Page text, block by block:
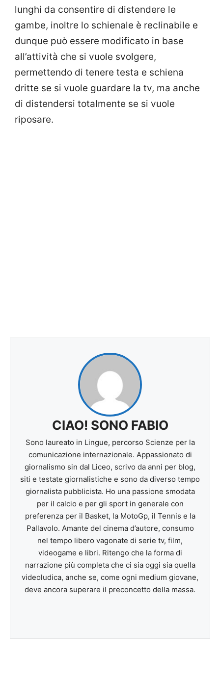
lunghi da consentire di distendere le
gambe, inoltre lo schienale è reclinabile e
dunque può essere modificato in base
all’attività che si vuole svolgere,
permettendo di tenere testa e schiena
dritte se si vuole guardare la tv, ma anche
di distendersi totalmente se si vuole
riposare.
CIAO! SONO FABIO
Sono laureato in Lingue, percorso Scienze per la
comunicazione internazionale. Appassionato di
giornalismo sin dal Liceo, scrivo da anni per blog,
siti e testate giornalistiche e sono da diverso tempo
giornalista pubblicista. Ho una passione smodata
per il calcio e per gli sport in generale con
preferenza per il Basket, la MotoGp, il Tennis e la
Pallavolo. Amante del cinema d’autore, consumo
nel tempo libero vagonate di serie tv, film,
videogame e libri. Ritengo che la forma di
narrazione più completa che ci sia oggi sia quella
videoludica, anche se, come ogni medium giovane,
deve ancora superare il preconcetto della massa.